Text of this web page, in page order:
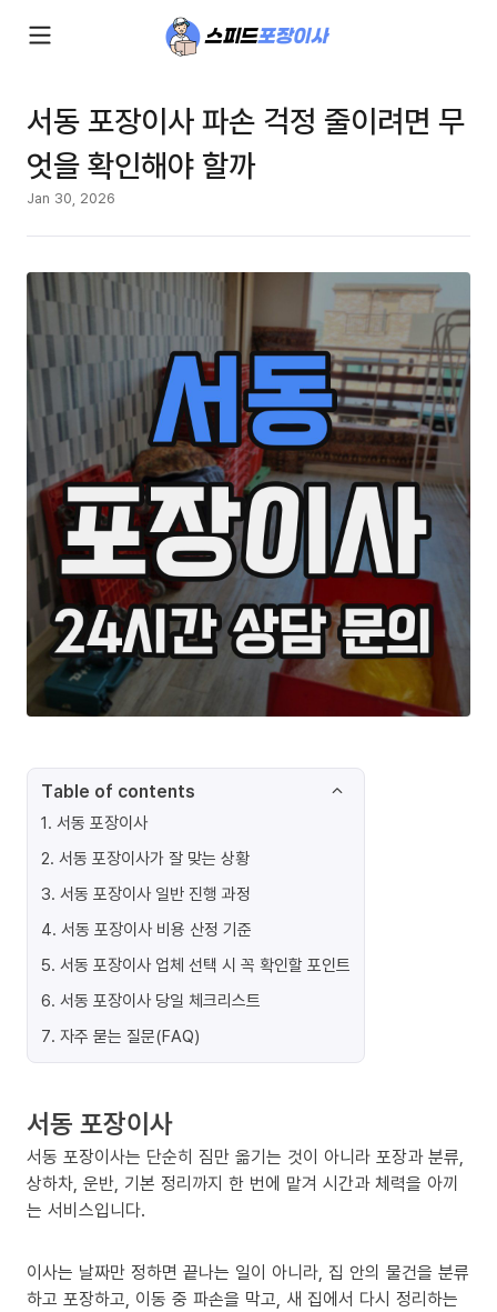
서동 포장이사 파손 걱정 줄이려면 무
엇을 확인해야 할까
Jan 30, 2026
Table of contents
1. 서동 포장이사
2. 서동 포장이사가 잘 맞는 상황
3. 서동 포장이사 일반 진행 과정
4. 서동 포장이사 비용 산정 기준
5. 서동 포장이사 업체 선택 시 꼭 확인할 포인트
6. 서동 포장이사 당일 체크리스트
7. 자주 묻는 질문(FAQ)
서동 포장이사
서동 포장이사는 단순히 짐만 옮기는 것이 아니라 포장과 분류,
상하차, 운반, 기본 정리까지 한 번에 맡겨 시간과 체력을 아끼
는 서비스입니다.
이사는 날짜만 정하면 끝나는 일이 아니라, 집 안의 물건을 분류
하고 포장하고, 이동 중 파손을 막고, 새 집에서 다시 정리하는